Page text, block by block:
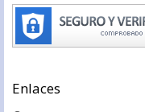
Enlaces